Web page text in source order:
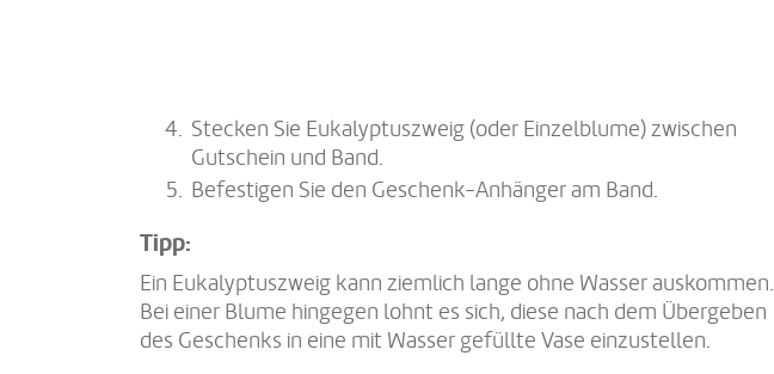
Stecken Sie Eukalyptuszweig (oder Einzelblume) zwischen
Gutschein und Band.
Befestigen Sie den Geschenk-Anhänger am Band.
Tipp:
Ein Eukalyptuszweig kann ziemlich lange ohne Wasser auskommen.
Bei einer Blume hingegen lohnt es sich, diese nach dem Übergeben
des Geschenks in eine mit Wasser gefüllte Vase einzustellen.